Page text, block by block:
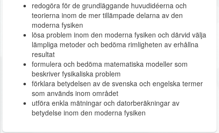
redogöra för de grundläggande huvudidéerna och
teorierna inom de mer tillämpade delarna av den
moderna fysiken
lösa problem inom den moderna fysiken och därvid välja
lämpliga metoder och bedöma rimligheten av erhållna
resultat
formulera och bedöma matematiska modeller som
beskriver fysikaliska problem
förklara betydelsen av de svenska och engelska termer
som används inom området
utföra enkla mätningar och datorberäkningar av
betydelse inom den moderna fysiken